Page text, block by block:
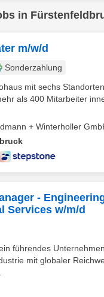
in
m/w/d
Sonderzahlung
mit sechs
als 400 Mitarbeiter
+ Winterholler
-
Services w/m/d
führendes
mit globaler